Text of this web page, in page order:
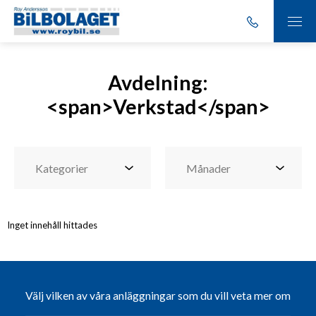
Avdelning:
<span>Verkstad</span>
Inget innehåll hittades
Välj vilken av våra anläggningar som du vill veta mer om